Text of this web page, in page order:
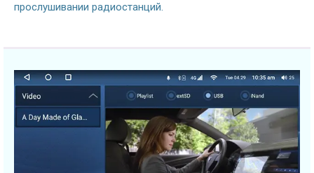
прослушивании радиостанций.